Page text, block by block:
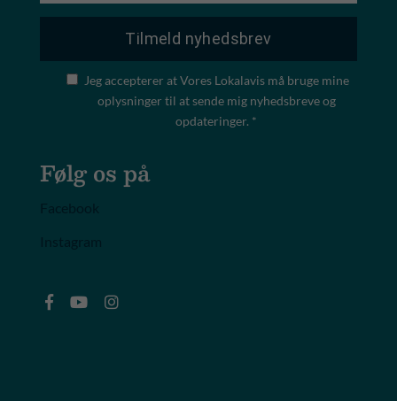
Jeg accepterer at Vores Lokalavis må bruge mine
oplysninger til at sende mig nyhedsbreve og
opdateringer. *
Følg os på